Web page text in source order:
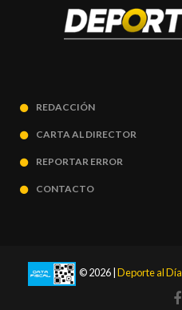
REDACCIÓN
CARTA AL DIRECTOR
REPORTAR ERROR
CONTACTO
© 2026 | Deporte al Día